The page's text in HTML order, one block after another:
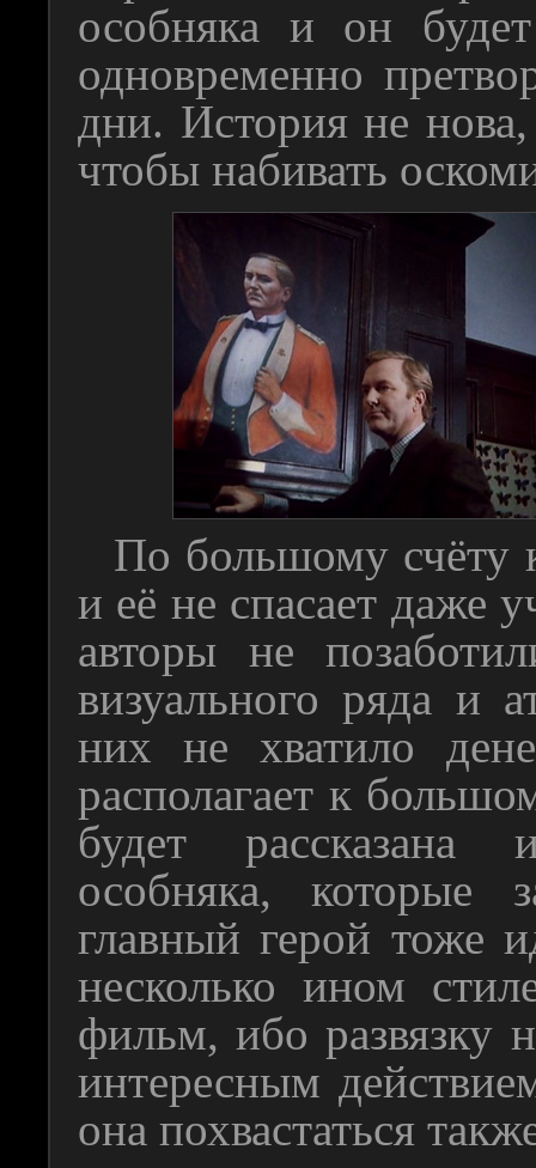
особняка и он
одновременно
дни. История не
чтобы набивать
По большому счёту
и её не спасает даже
авторы не
визуального ряда и
них не хватило
располагает к
будет рассказана
особняка, которые
главный герой тоже
несколько ином
фильм, ибо развязку
интересным
она похвастаться